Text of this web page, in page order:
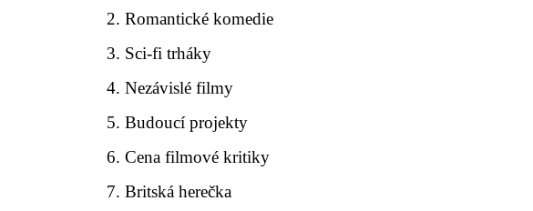
Romantické komedie
Sci-fi trháky
Nezávislé filmy
Budoucí projekty
Cena filmové kritiky
Britská herečka